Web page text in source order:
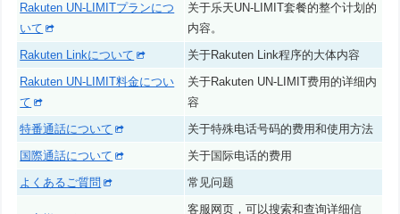
Rakuten UN-LIMITプランにつ
いて
关于乐天UN-LIMIT套餐的整个计划的
内容。
Rakuten Linkについて
关于Rakuten Link程序的大体内容
Rakuten UN-LIMIT料金につい
て
关于Rakuten UN-LIMIT费用的详细内
容
特番通話について
关于特殊电话号码的费用和使用方法
国際通話について
关于国际电话的费用
よくあるご質問
常见问题
客服网页，可以搜索和查询详细信